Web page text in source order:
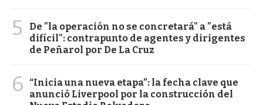
5
De "la operación no se concretará" a "está
difícil": contrapunto de agentes y dirigentes
de Peñarol por De La Cruz
6
“Inicia una nueva etapa”: la fecha clave que
anunció Liverpool por la construcción del